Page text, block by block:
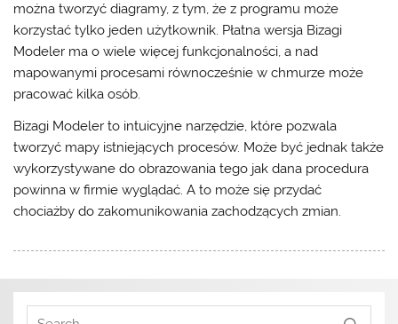
można tworzyć diagramy, z tym, że z programu może
korzystać tylko jeden użytkownik. Płatna wersja Bizagi
Modeler ma o wiele więcej funkcjonalności, a nad
mapowanymi procesami równocześnie w chmurze może
pracować kilka osób.
Bizagi Modeler to intuicyjne narzędzie, które pozwala
tworzyć mapy istniejących procesów. Może być jednak także
wykorzystywane do obrazowania tego jak dana procedura
powinna w firmie wyglądać. A to może się przydać
chociażby do zakomunikowania zachodzących zmian.